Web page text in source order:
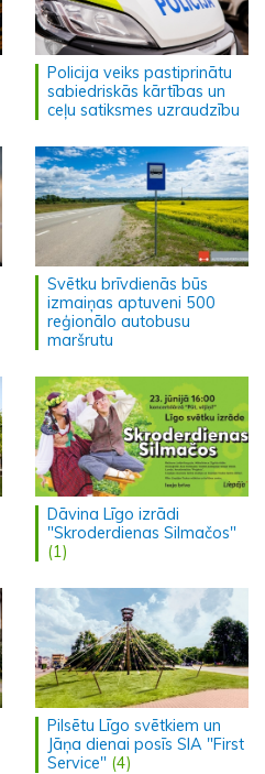
Policija veiks pastiprinātu
sabiedriskās kārtības un
ceļu satiksmes uzraudzību
Svētku brīvdienās būs
izmaiņas aptuveni 500
reģionālo autobusu
maršrutu
Dāvina Līgo izrādi
"Skroderdienas Silmačos"
(1)
Pilsētu Līgo svētkiem un
Jāņa dienai posīs SIA "First
Service" (4)